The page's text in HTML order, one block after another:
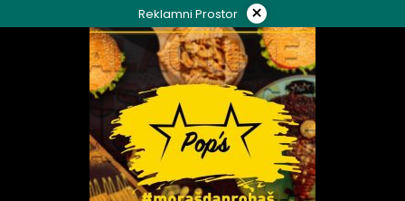
to
Reklamni Prostor ×